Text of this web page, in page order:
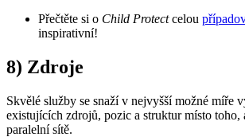
Přečtěte si o Child Protectcelou
inspirativní!
8) Zdroje
Skvělé služby se snaží v nejvyšší možné míře
existujících zdrojů, pozic a struktur místo toho,
paralelní sítě.